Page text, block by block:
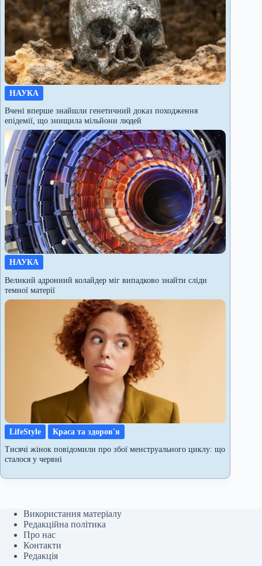
НАУКА
Вчені вперше знайшли генетичний доказ походження
епідемії, що знищила мільйони людей
НАУКА
Великий адронний колайдер міг випадково знайти сліди
темної матерії
LifeStyle
Краса та здоров'я
Тисячі жінок повідомили про збої менструального циклу: що
сталося у червні
Використання матеріалу
Редакційна політика
Про нас
Контакти
Редакція